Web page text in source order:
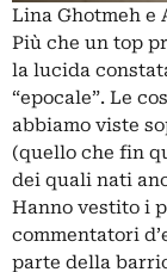
Lina Ghotmeh e
Più che un top
la lucida
“epocale”. Le
abbiamo viste
(quello che fin
dei quali nati
Hanno vestito i
commentatori
parte della